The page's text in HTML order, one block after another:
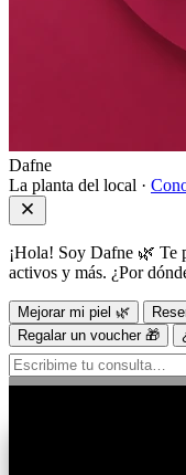
Dafne
La planta del local ·
¡Hola! Soy Dafne 🌿 Te
activos y más. ¿Por
Mejorar mi piel 🌿
Regalar un voucher 🎁